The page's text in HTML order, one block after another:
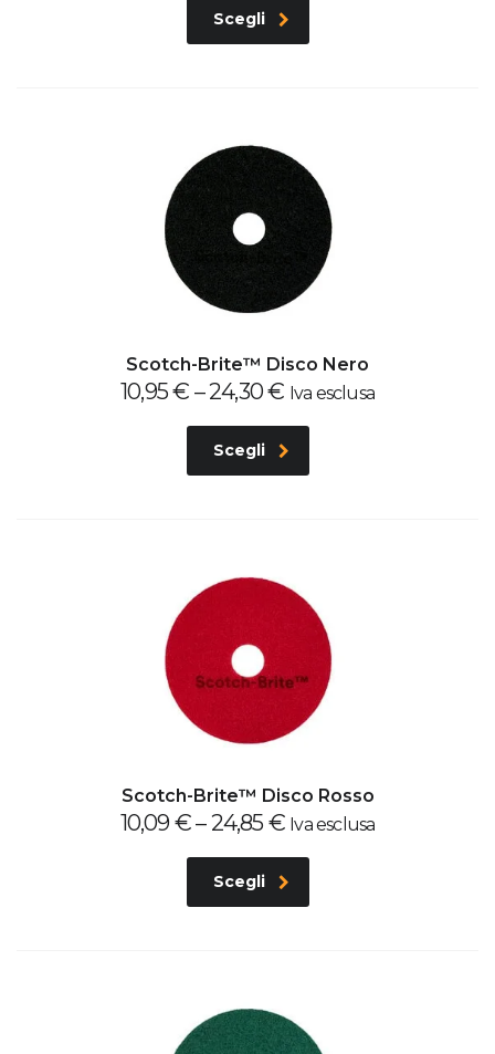
Scegli
Scotch-Brite™ Disco Nero
10,95€ –24,30€ Iva esclusa
Scegli
Scotch-Brite™ Disco Rosso
10,09 €– 24,85 € Iva esclusa
Scegli